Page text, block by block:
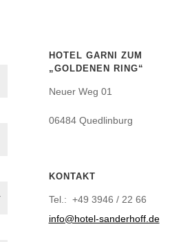
HOTEL GARNI ZUM
„GOLDENEN RING“
Neuer Weg 01
06484 Quedlinburg
KONTAKT
Tel.: +49 3946 / 22 66
info@hotel-sanderhoff.de